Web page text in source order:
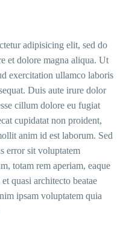
adipisicing elit, sed do
et dolore magna aliqua. Ut
exercitation ullamco laboris
Duis aute irure dolor
cillum dolore eu fugiat
cupidatat non proident,
anim id est laborum. Sed
error sit voluptatem
totam rem aperiam, eaque
quasi architecto beatae
ipsam voluptatem quia